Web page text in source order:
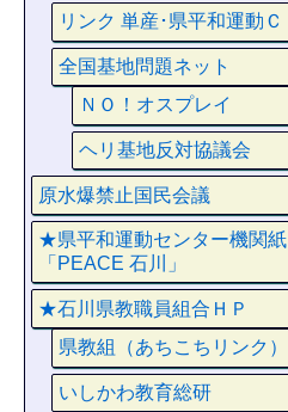
リンク 単産･県平和運動Ｃ
全国基地問題ネット
ＮＯ！オスプレイ
ヘリ基地反対協議会
原水爆禁止国民会議
★県平和運動センター機関紙
「PEACE 石川」
★石川県教職員組合ＨＰ
県教組（あちこちリンク）
いしかわ教育総研